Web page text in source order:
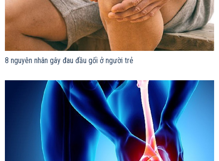
8 nguyên nhân gây đau đầu gối ở người trẻ